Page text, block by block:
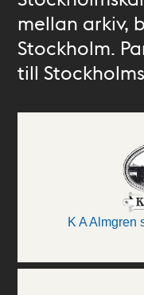
mellan arkiv,
Stockholm.
till
K A Almgren